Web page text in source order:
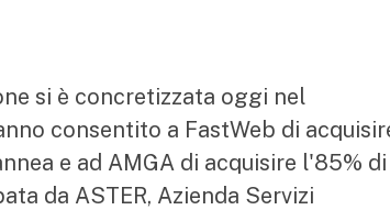
si è concretizzata oggi nel
consentito a FastWeb di
e ad AMGA di acquisire l'85% di
da ASTER, Azienda Servizi